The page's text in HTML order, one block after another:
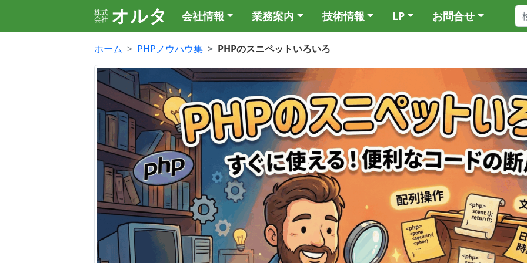
株式
会社 オルタ 会社情報 業務案内 技術情報 LP お問合せ
ホーム PHPノウハウ集 PHPのスニペットいろいろ